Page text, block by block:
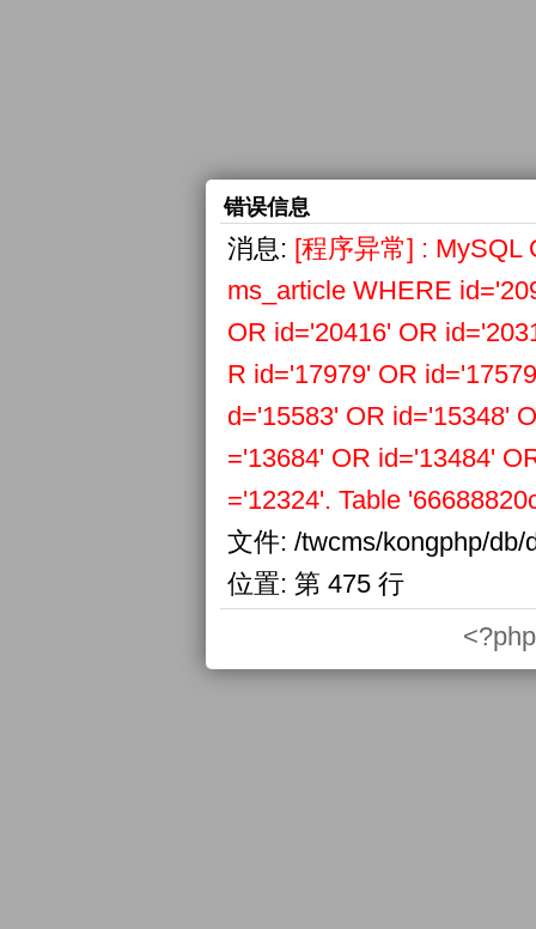
错误信息
消息: [程序异常] : MySQL
ms_article WHERE
OR id='20416' OR
R id='17979' OR
d='15583' OR id='15348'
='13684' OR id='13484'
='12324'. Table
文件: /twcms/kongphp/
位置: 第 475 行